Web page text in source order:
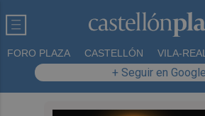
FORO PLAZA CASTELLÓN VILA-REAL
+ Seguir en Google